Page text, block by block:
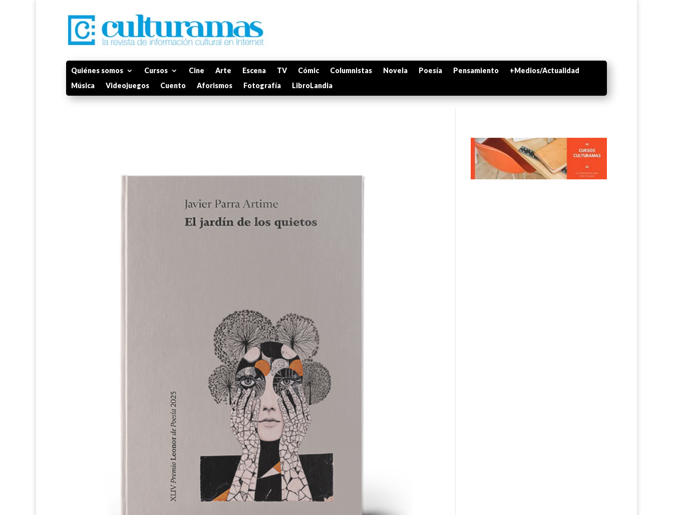
Quiénes somos Cursos Cine Arte Escena TV Cómic Columnistas Novela Poesía Pensamiento
+Medios/Actualidad
Música
Videojuegos Cuento Aforismos Fotografía LibroLandia